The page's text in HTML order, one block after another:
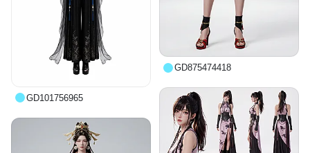
GD875474418
GD101756965